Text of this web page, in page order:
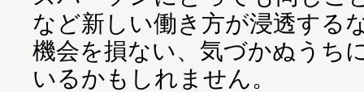
など新しい働き方が浸透する
機会を損ない、気づかぬうち
いるかもしれません。